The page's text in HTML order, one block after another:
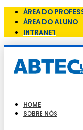
ÁREA DO
ÁREA DO ALUNO
INTRANET
HOME
SOBRE NÓS